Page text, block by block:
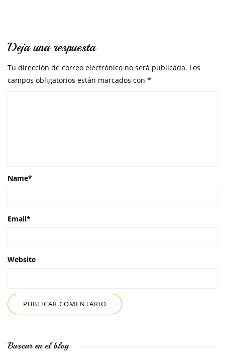
Deja una respuesta
Tu dirección de correo electrónico no será publicada. Los
campos obligatorios están marcados con *
Name*
Email*
Website
Buscar en el blog